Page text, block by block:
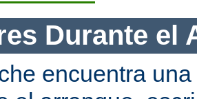
Durante el
encuentra